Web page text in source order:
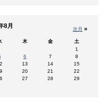
次月 »
8月
木 金
土
1
6 7
8
13 14
15
20 21
22
27 28
29